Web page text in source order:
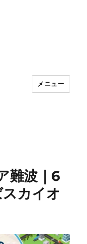
メニュー
難波｜6
カイオ